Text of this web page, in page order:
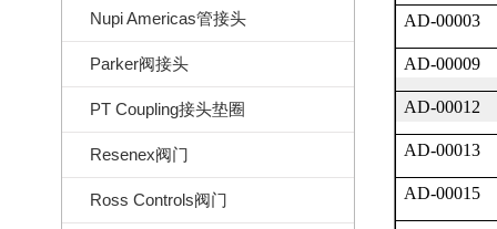
Nupi Americas管接头
Parker阀接头
PT Coupling接头垫圈
Resenex阀门
Ross Controls阀门
AD-00003
AD-00009
AD-00012
AD-00013
AD-00015